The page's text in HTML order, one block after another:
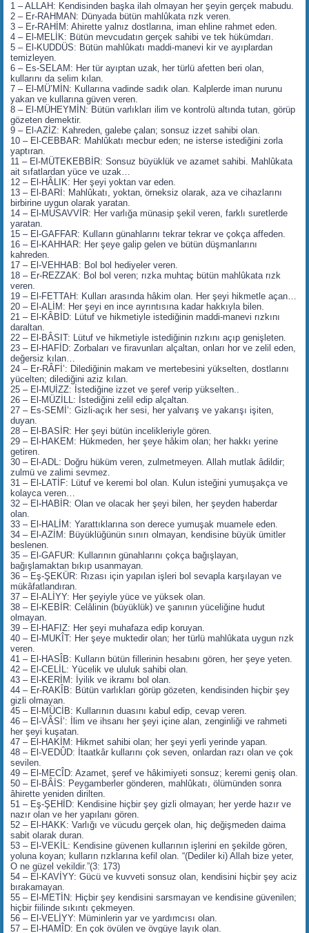
1 – ALLAH: Kendisinden başka ilah olmayan her şeyin gerçek mabudu.
2 – Er-RAHMAN: Dünyada bütün mahlûkata rızk veren.
3 – Er-RAHİM: Ahirette yalnız dostlarına, iman ehline rahmet eden.
4 – El-MELİK: Bütün mevcudatın gerçek sahibi ve tek hükümdarı.
5 – El-KUDDÜS: Bütün mahlûkatı maddi-manevi kir ve ayıplardan
temizleyen.
6 – Es-SELAM: Her tür ayıptan uzak‚ her türlü afetten beri olan,
kullarını da selim kılan.
7 – El-MÜ’MİN: Kullarına vadinde sadık olan. Kalplerde iman nurunu
yakan ve kullarına güven veren.
8 – El-MÜHEYMİN: Bütün varlıkları ilim ve kontrolü altında tutan, görüp
gözeten demektir.
9 – El-AZİZ: Kahreden‚ galebe çalan; sonsuz izzet sahibi olan.
10 – El-CEBBAR: Mahlûkatı mecbur eden; ne isterse istediğini zorla
yaptıran.
11 – El-MÜTEKEBBİR: Sonsuz büyüklük ve azamet sahibi. Mahlûkata
ait sıfatlardan yüce ve uzak…
12 – El-HÂLIK: Her şeyi yoktan var eden.
13 – El-BARİ: Mahlûkatı, yoktan‚ örneksiz olarak, aza ve cihazlarını
birbirine uygun olarak yaratan.
14 – El-MUSAVVİR: Her varlığa münasip şekil veren, farklı suretlerde
yaratan.
15 – El-GAFFAR: Kulların günahlarını tekrar tekrar ve çokça affeden.
16 – El-KAHHAR: Her şeye galip gelen ve bütün düşmanlarını
kahreden.
17 – El-VEHHAB: Bol bol hediyeler veren.
18 – Er-REZZAK: Bol bol veren; rızka muhtaç bütün mahlûkata rızk
veren.
19 – El-FETTAH: Kulları arasında hâkim olan. Her şeyi hikmetle açan…
20 – El-ALİM: Her şeyi en ince ayrıntısına kadar hakkıyla bilen.
21 – El-KÂBİD: Lütuf ve hikmetiyle istediğinin maddi-manevi rızkını
daraltan.
22 – El-BÂSIT: Lütuf ve hikmetiyle istediğinin rızkını açıp genişleten.
23 – El-HAFİD: Zorbaları ve firavunları alçaltan, onları hor ve zelil eden,
değersiz kılan…
24 – Er-RÂFİ’: Dilediğinin makam ve mertebesini yükselten, dostlarını
yücelten; dilediğini aziz kılan.
25 – El-MUİZZ: İstediğine izzet ve şeref verip yükselten..
26 – El-MÜZİLL: İstediğini zelil edip alçaltan.
27 – Es-SEMİ’: Gizli-açık her sesi, her yalvarış ve yakarışı işiten,
duyan.
28 – El-BASİR: Her şeyi bütün incelikleriyle gören.
29 – El-HAKEM: Hükmeden, her şeye hâkim olan; her hakkı yerine
getiren.
30 – El-ADL: Doğru hüküm veren, zulmetmeyen. Allah mutlak âdildir;
zulmü ve zalimi sevmez.
31 – El-LATİF: Lütuf ve keremi bol olan. Kulun isteğini yumuşakça ve
kolayca veren…
32 – El-HABİR: Olan ve olacak her şeyi bilen, her şeyden haberdar
olan.
33 – El-HALİM: Yarattıklarına son derece yumuşak muamele eden.
34 – El-AZİM: Büyüklüğünün sınırı olmayan, kendisine büyük ümitler
beslenen.
35 – El-GAFUR: Kullarının günahlarını çokça bağışlayan,
bağışlamaktan bıkıp usanmayan.
36 – Eş-ŞEKÜR: Rızası için yapılan işleri bol sevapla karşılayan ve
mükâfatlandıran.
37 – El-ALİYY: Her şeyiyle yüce ve yüksek olan.
38 – El-KEBİR: Celâlinin (büyüklük) ve şanının yüceliğine hudut
olmayan.
39 – El-HAFIZ: Her şeyi muhafaza edip koruyan.
40 – El-MUKÎT: Her şeye muktedir olan; her türlü mahlûkata uygun rızk
veren.
41 – El-HASÎB: Kulların bütün fillerinin hesabını gören, her şeye yeten.
42 – El-CELİL: Yücelik ve ululuk sahibi olan.
43 – El-KERİM: İyilik ve ikramı bol olan.
44 – Er-RAKÎB: Bütün varlıkları görüp gözeten, kendisinden hiçbir şey
gizli olmayan.
45 – El-MÜCİB: Kullarının duasını kabul edip, cevap veren.
46 – El-VÂSİ’: İlim ve ihsanı her şeyi içine alan, zenginliği ve rahmeti
her şeyi kuşatan.
47 – El-HAKİM: Hikmet sahibi olan; her şeyi yerli yerinde yapan.
48 – El-VEDÛD: İtaatkâr kullarını çok seven, onlardan razı olan ve çok
sevilen.
49 – El-MECÎD: Azamet, şeref ve hâkimiyeti sonsuz; keremi geniş olan.
50 – El-BÂİS: Peygamberler gönderen, mahlûkatı, ölümünden sonra
âhirette yeniden dirilten.
51 – Eş-ŞEHİD: Kendisine hiçbir şey gizli olmayan; her yerde hazır ve
nazır olan ve her yapılanı gören.
52 – El-HAKK: Varlığı ve vücudu gerçek olan, hiç değişmeden daima
sabit olarak duran.
53 – El-VEKİL: Kendisine güvenen kullarının işlerini en şekilde gören,
yoluna koyan; kulların rızklarına kefil olan. “(Dediler ki) Allah bize yeter,
O ne güzel vekildir.”(3: 173)
54 – El-KAVİYY: Gücü ve kuvveti sonsuz olan, kendisini hiçbir şey aciz
bırakamayan.
55 – El-METİN: Hiçbir şey kendisini sarsmayan ve kendisine güvenilen;
hiçbir fiilinde sıkıntı çekmeyen.
56 – El-VELİYY: Müminlerin yar ve yardımcısı olan.
57 – El-HAMÎD: En çok övülen ve övgüye layık olan.